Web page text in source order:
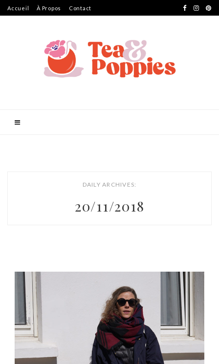
Accueil À Propos Contact
DAILY ARCHIVES:
20/11/2018